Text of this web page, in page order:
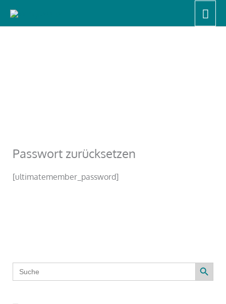
Start
Passwort zurücksetzen
[ultimatemember_password]
Search
for:
Search Button